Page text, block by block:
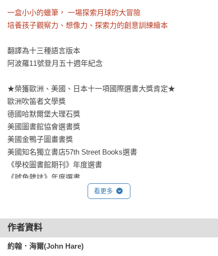
一盒小小的蠟筆， 一場探索月球的大冒險
培養孩子觀察力、想像力、探索力的創意訓練繪本
翻譯為十三種語言版本
阿波羅11號登月五十週年紀念
★榮獲歐洲、美國、日本十一項國際選書大獎肯定★
歐洲吹笛者文學獎
德國哈默爾堡大理石獎
美國圖書館協會選書獎
美國金鴨子圖畫書獎
美國知名獨立書店57th Street Books選書
《學校圖書館期刊》年度選書
《號角雜誌》年度選書
日本朝日新聞 × 繪本Nabi網站年度繪本大賞
看更多
作者資料
約翰．海爾(John Hare)